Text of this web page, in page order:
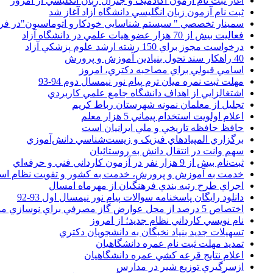
ثبت نام آزمون زبان انگليسي دانشگاه آزاد آغاز شد
سمينار تخصصي " سيستم شناسايي خودکارو اتوماسيون"در
فعاليت بيش از 70 هزار عضو هيات علمي در دانشگاه آزاد
درخواست مجوز براي 150 رشته ارشد علوم پزشکي آزاد
40 راهکار سند تحول بنيادين آموزش و پرورش
اسامي قبولي براي مصاحبه دکتري، امروز
مهلت ثبت نمره میان ترم پیام نور نیمسال دوم 94-93
اشتغالزايي از اهداف دانشگاه جامع علمي کاربردي
تجليل از معلمان نمونه شهرستان رباط کريم
اعلام اولويت استخدام پيماني 5 هزار معلم
حافظ حافظه تاريخي و ملي ايرانيان است
برگزاري المپيادهاي فيزيک و زيست‌شناسي دانش‌آموزي
سهم وانت در انتقال دانش به روستائيان
ثبت‌نام بيش از 9 هزار نفر در آزمون کارداني فني و حرفه‌اي
خدمت به آموزش و پرورش، خدمت به کشور و تقويت نظام
اجراي طرح رتبه بندي فرهنگيان از مهرماه امسال
دانلود رایگان پاسخنامه سوالات پیام نور نیمسال اول 93-92
اختصاص 5 درصد از محل عوارض گاز مصرفي براي نوسازي مدارس
نام نويسي کارداني نظام جديد؛ از امروز
تسهيلات جديد بنياد نخبگان به دانشجويان دکتري
تمديد مهلت ثبت نام عمره دانشگاهيان
اعلام نتايج قرعه کشي عمره دانشگاهيان
ازسرگيري توزيع شير در مدارس